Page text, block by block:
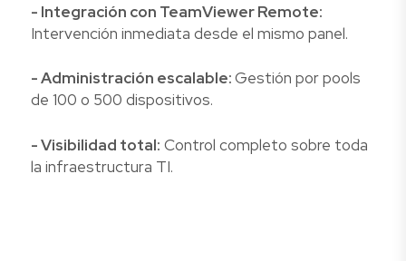
- Integración con TeamViewer Remote:
Intervención inmediata desde el mismo panel.
- Administración escalable:Gestión por pools
de 100 o 500 dispositivos.
- Visibilidad total: Control completo sobre toda
la infraestructura TI.